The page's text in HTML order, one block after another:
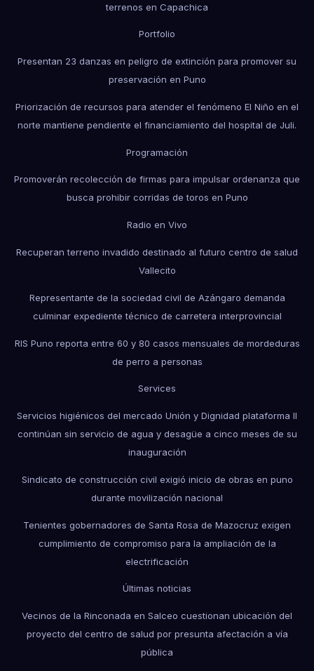
terrenos en Capachica
Portfolio
Presentan 23 danzas en peligro de extinción para promover su
preservación en Puno
Priorización de recursos para atender el fenómeno El Niño en el
norte mantiene pendiente el financiamiento del hospital de Juli.
Programación
Promoverán recolección de firmas para impulsar ordenanza que
busca prohibir corridas de toros en Puno
Radio en Vivo
Recuperan terreno invadido destinado al futuro centro de salud
Vallecito
Representante de la sociedad civil de Azángaro demanda
culminar expediente técnico de carretera interprovincial
RIS Puno reporta entre 60 y 80 casos mensuales de mordeduras
de perro a personas
Services
Servicios higiénicos del mercado Unión y Dignidad plataforma II
continúan sin servicio de agua y desagüe a cinco meses de su
inauguración
Sindicato de construcción civil exigió inicio de obras en puno
durante movilización nacional
Tenientes gobernadores de Santa Rosa de Mazocruz exigen
cumplimiento de compromiso para la ampliación de la
electrificación
Últimas noticias
Vecinos de la Rinconada en Salceo cuestionan ubicación del
proyecto del centro de salud por presunta afectación a vía
pública